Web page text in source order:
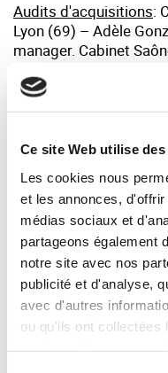
Ce site Web utilise
Les cookies nous
et les annonces,
médias sociaux et
partageons également
notre site avec nos
publicité et d'analyse,
avec d'autres
ou qu'ils ont collectées
Audits d'acquisitions:
Lyon (69) – Adèle
manager. Cabinet
avocates.
Anaïs Fortin et Maitre
Témoignage
"Nous avons
soutien de
SYNERCOM,
rapprochement